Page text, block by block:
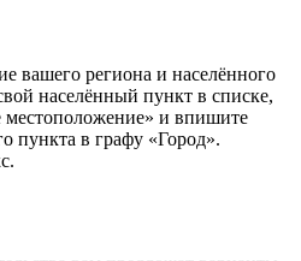
вашего региона и населённого
населённый пункт в списке,
местоположение» и впишите
пункта в графу «Город».